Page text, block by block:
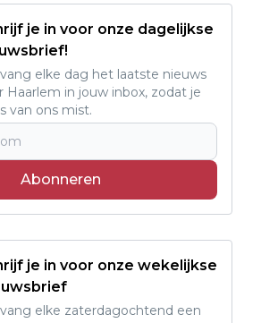
je in voor onze dagelijkse
elke dag het laatste nieuws
Haarlem in jouw inbox, zodat je
van ons mist.
Abonneren
je in voor onze wekelijkse
elke zaterdagochtend een